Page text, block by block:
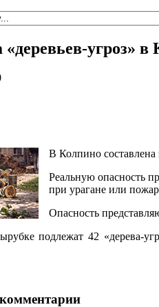
угроз» в
В Колпино составлена
Реальную опасность
при урагане или
Опасность
подлежат 42 «дерева-